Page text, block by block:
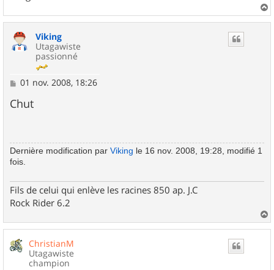
a
Viking
Utagawiste
passionné
M
s
s
e
01 nov. 2008, 18:26
Chut
Dernière modification par Viking le 16 nov. 2008, 19:28, modifié 1
fois.
Fils de celui qui enlève les racines 850 ap. J.C
Rock Rider 6.2
a
ChristianM
Utagawiste
champion